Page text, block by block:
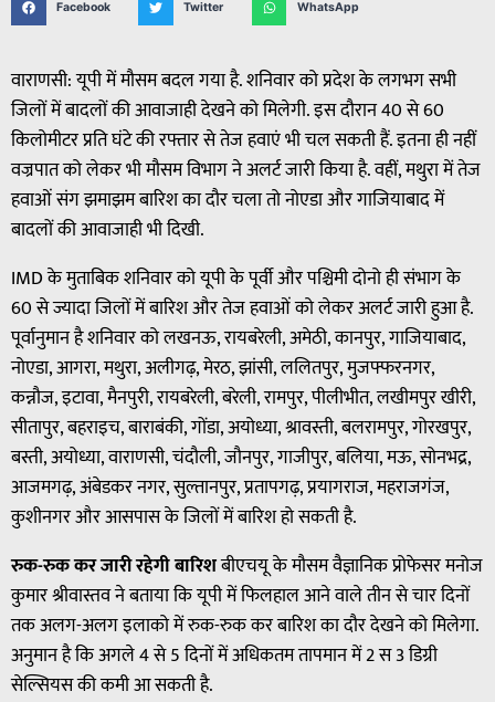
Facebook Twitter WhatsApp
वाराणसी: यूपी में मौसम बदल गया है. शनिवार को प्रदेश के लगभग सभी
जिलों में बादलों की आवाजाही देखने को मिलेगी. इस दौरान 40 से 60
किलोमीटर प्रति घंटे की रफ्तार से तेज हवाएं भी चल सकती हैं. इतना ही नहीं
वज्रपात को लेकर भी मौसम विभाग ने अलर्ट जारी किया है. वहीं, मथुरा में तेज
हवाओं संग झमाझम बारिश का दौर चला तो नोएडा और गाजियाबाद में
बादलों की आवाजाही भी दिखी.
IMD के मुताबिक शनिवार को यूपी के पूर्वी और पश्चिमी दोनो ही संभाग के
60 से ज्यादा जिलों में बारिश और तेज हवाओं को लेकर अलर्ट जारी हुआ है.
पूर्वानुमान है शनिवार को लखनऊ, रायबरेली, अमेठी, कानपुर, गाजियाबाद,
नोएडा, आगरा, मथुरा, अलीगढ़, मेरठ, झांसी, ललितपुर, मुजफ्फरनगर,
कन्नौज, इटावा, मैनपुरी, रायबरेली, बरेली, रामपुर, पीलीभीत, लखीमपुर खीरी,
सीतापुर, बहराइच, बाराबंकी, गोंडा, अयोध्या, श्रावस्ती, बलरामपुर, गोरखपुर,
बस्ती, अयोध्या, वाराणसी, चंदौली, जौनपुर, गाजीपुर, बलिया, मऊ, सोनभद्र,
आजमगढ़, अंबेडकर नगर, सुल्तानपुर, प्रतापगढ़, प्रयागराज, महराजगंज,
कुशीनगर और आसपास के जिलों में बारिश हो सकती है.
रुक-रुक कर जारी रहेगी बारिशबीएचयू के मौसम वैज्ञानिक प्रोफेसर मनोज
कुमार श्रीवास्तव ने बताया कि यूपी में फिलहाल आने वाले तीन से चार दिनों
तक अलग-अलग इलाको में रुक-रुक कर बारिश का दौर देखने को मिलेगा.
अनुमान है कि अगले 4 से 5 दिनों में अधिकतम तापमान में 2 स 3 डिग्री
सेल्सियस की कमी आ सकती है.